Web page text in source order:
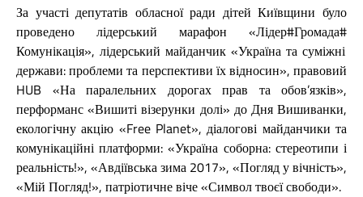
За участі депутатів обласної ради дітей Київщини було
проведено лідерський марафон «Лідер#Громада#
Комунікація», лідерський майданчик «Україна та суміжні
держави: проблеми та перспективи їх відносин», правовий
HUB
«На паралельних дорогах прав та обов’язків»,
перформанс «Вишиті візерунки долі» до Дня Вишиванки,
екологічну акцію «Free Planet», діалогові майданчики та
комунікаційні платформи: «Україна соборна: стереотипи і
реальність!», «Авдіївська зима 2017», «Погляд у вічність»,
«Мій Погляд!», патріотичне віче «Символ твоєї свободи».